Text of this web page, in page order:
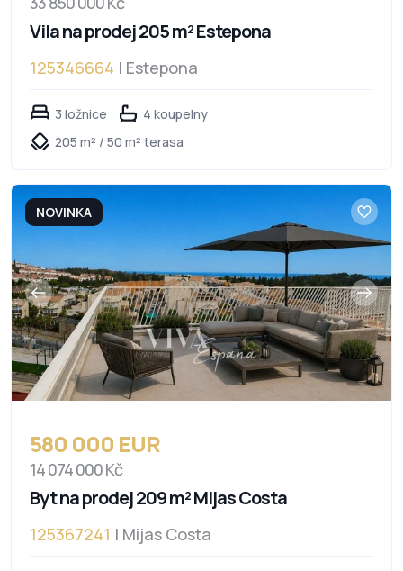
Vila na prodej 205 m² Estepona
125346664 | Estepona
3 ložnice
4 koupelny
205 m² / 50 m² terasa
NOVINKA
580 000 EUR
14 074 000 Kč
Byt na prodej 209 m² Mijas Costa
125367241 | Mijas Costa